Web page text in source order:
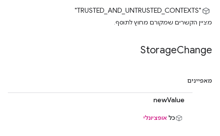
"TRUSTED_AND_UNTRUSTED_CONTEXTS"
מציין הקשרים שמקורם מחוץ לתוסף.
StorageChange
מאפיינים
newValue
כל אופציונלי